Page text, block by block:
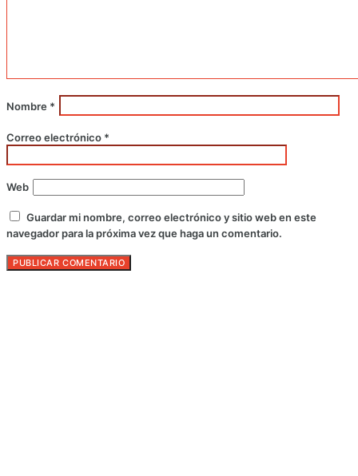
Nombre *
Correo electrónico *
Web
Guardar mi nombre, correo electrónico y sitio web en este
navegador para la próxima vez que haga un comentario.